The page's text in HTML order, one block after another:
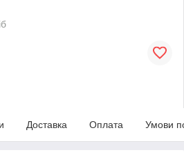
Доставка Оплата Умови